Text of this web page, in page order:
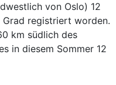
von Oslo) 12
registriert worden.
km südlich des
in diesem Sommer 12